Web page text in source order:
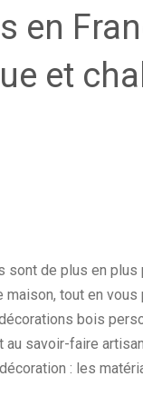
en
et
sont de plus en
tout en
bois
au savoir-faire
: les